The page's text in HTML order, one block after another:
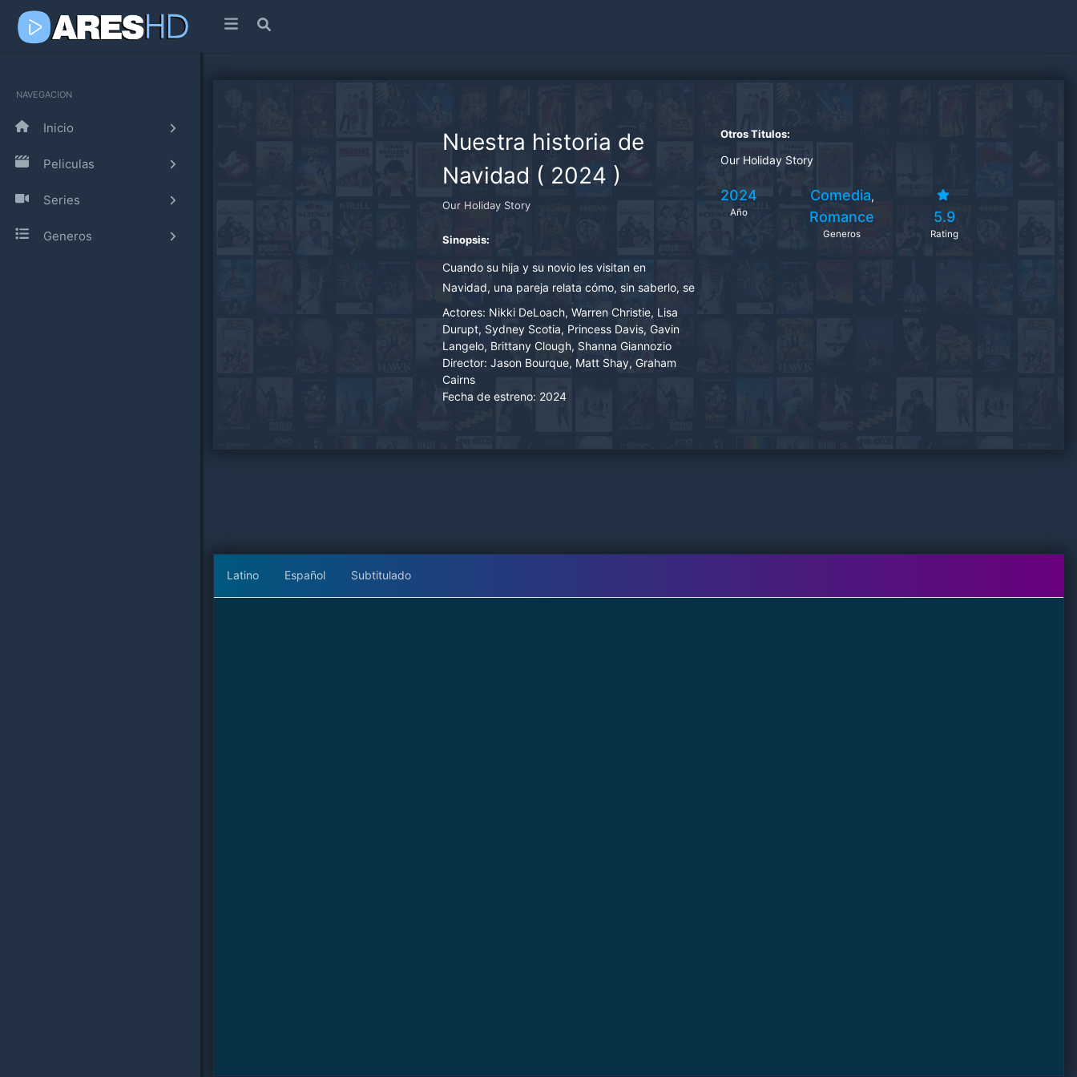
NAVEGACION
Inicio
Peliculas
Series
Generos
Nuestra historia de
Navidad ( 2024 )
Our Holiday Story
Sinopsis:
Cuando su hija y su novio les visitan en
Navidad, una pareja relata cómo, sin saberlo, se
enamoraron de su peor rival.
Actores: Nikki DeLoach, Warren Christie, Lisa
Durupt, Sydney Scotia, Princess Davis, Gavin
Langelo, Brittany Clough, Shanna Giannozio
Director: Jason Bourque, Matt Shay, Graham
Cairns
Fecha de estreno: 2024
Otros Titulos:
Our Holiday Story
2024
Año
Comedia,
Romance
Generos
5.9
Rating
Latino Español Subtitulado